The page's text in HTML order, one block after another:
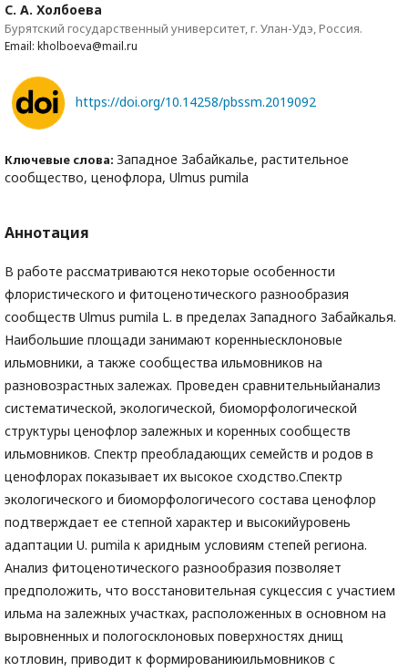
С. А. Холбоева
Бурятский государственный университет, г. Улан-Удэ, Россия.
Email: kholboeva@mail.ru
https://doi.org/10.14258/pbssm.2019092
Ключевые слова: Западное Забайкалье, растительное
сообщество, ценофлора, Ulmus pumila
Аннотация
В работе рассматриваются некоторые особенности
флористического и фитоценотического разнообразия
сообществ Ulmus pumila L. в пределах Западного Забайкалья.
Наибольшие площади занимают коренныесклоновые
ильмовники, а также сообщества ильмовников на
разновозрастных залежах. Проведен сравнительныйанализ
систематической, экологической, биоморфологической
структуры ценофлор залежных и коренных сообществ
ильмовников. Спектр преобладающих семейств и родов в
ценофлорах показывает их высокое сходство.Спектр
экологического и биоморфологичесого состава ценофлор
подтверждает ее степной характер и высокийуровень
адаптации U. pumila к аридным условиям степей региона.
Анализ фитоценотического разнообразия позволяет
предположить, что восстановительная сукцессия с участием
ильма на залежных участках, расположенных в основном на
выровненных и пологосклоновых поверхностях днищ
котловин, приводит к формированиюильмовников с